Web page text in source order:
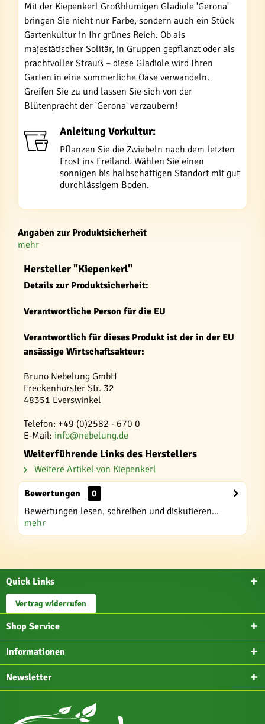
Mit der Kiepenkerl Großblumigen Gladiole 'Gerona'
bringen Sie nicht nur Farbe, sondern auch ein Stück
Gartenkultur in Ihr grünes Reich. Ob als
majestätischer Solitär, in Gruppen gepflanzt oder als
prachtvoller Strauß – diese Gladiole wird Ihren
Garten in eine sommerliche Oase verwandeln.
Greifen Sie zu und lassen Sie sich von der
Blütenpracht der 'Gerona' verzaubern!
Anleitung Vorkultur:
Pflanzen Sie die Zwiebeln nach dem letzten
Frost ins Freiland. Wählen Sie einen
sonnigen bis halbschattigen Standort mit gut
durchlässigem Boden.
Angaben zur Produktsicherheit
mehr
Hersteller "Kiepenkerl"
Details zur Produktsicherheit:
Verantwortliche Person für die EU
Verantwortlich für dieses Produkt ist der in der EU
ansässige Wirtschaftsakteur:
Bruno Nebelung GmbH
Freckenhorster Str. 32
48351 Everswinkel
Telefon: +49 (0)2582 - 670 0
E-Mail: info@nebelung.de
Weiterführende Links des Herstellers
Weitere Artikel von Kiepenkerl
Bewertungen
0
Bewertungen lesen, schreiben und diskutieren...
mehr
Quick Links
Vertrag widerrufen
Shop Service
Informationen
Newsletter